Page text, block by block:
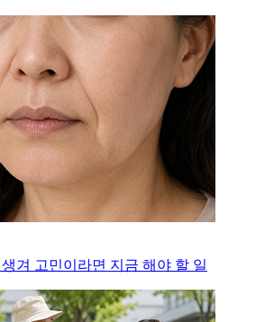
겨 고민이라면 지금 해야 할 일